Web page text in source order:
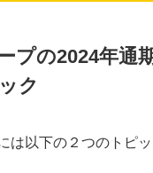
プの2024年通
ク
は以下の２つのトピッ